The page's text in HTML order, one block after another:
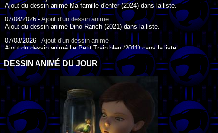
Ajout du dessin animé Ma famille d'enfer (2024) dans la liste.
07/08/2026 -Ajout d'un dessin animé
Ajout du dessin animé Dino Ranch (2021) dans la liste.
07/08/2026 - Ajout d'un dessin animé
Ajout du dessin animé Le Petit Train bleu (2011) dans la liste.
07/08/2026 - Ajout d'un dessin animé
Ajout du dessin animé Agent Spécial Oso (2009) dans la liste.
17/07/2026 -
Ajout du dessin animé Peter Pan (1988) dans la liste.
17/07/2026 -
Ajout d'un dessin animé
Ajout du dessin animé Le Bossu de Notre-Dame (1996) dans la liste.
DESSIN ANIMÉ DU JOUR